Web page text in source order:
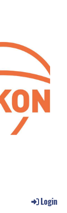
Login